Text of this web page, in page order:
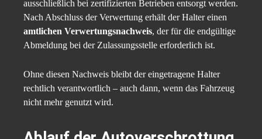
ausschließlich bei zertifizierten Betrieben entsorgt werden.
Nach Abschluss der Verwertung erhält der Halter einen
amtlichen Verwertungsnachweis, der für die endgültige
Abmeldung bei der Zulassungsstelle erforderlich ist.
Ohne diesen Nachweis bleibt der eingetragene Halter
rechtlich verantwortlich – auch dann, wenn das Fahrzeug
nicht mehr genutzt wird.